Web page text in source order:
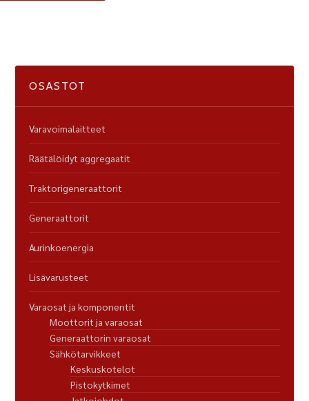
OSASTOT
Varavoimalaitteet
Räätälöidyt aggregaatit
Traktorigeneraattorit
Generaattorit
Aurinkoenergia
Lisävarusteet
Varaosat ja komponentit
Moottorit ja varaosat
Generaattorin varaosat
Sähkötarvikkeet
Keskuskotelot
Pistokytkimet